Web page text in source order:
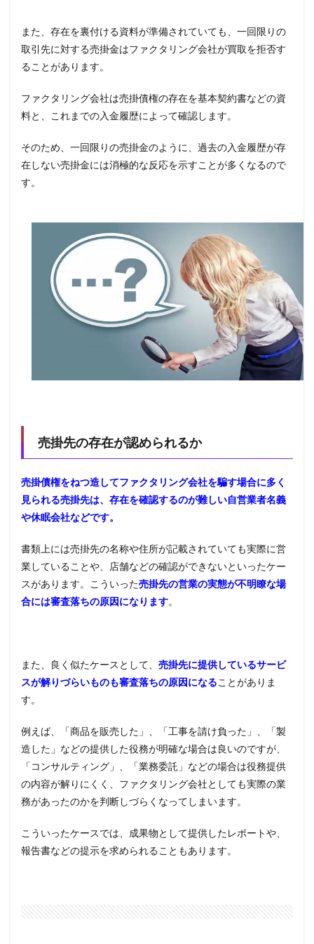
また、存在を裏付ける資料が準備されていても、一回限りの
取引先に対する売掛金はファクタリング会社が買取を拒否す
ることがあります。
ファクタリング会社は売掛債権の存在を基本契約書などの資
料と、これまでの入金履歴によって確認します。
そのため、一回限りの売掛金のように、過去の入金履歴が存
在しない売掛金には消極的な反応を示すことが多くなるので
す。
売掛先の存在が認められるか
売掛債権をねつ造してファクタリング会社を騙す場合に多く
見られる売掛先は、存在を確認するのが難しい自営業者名義
や休眠会社などです。
書類上には売掛先の名称や住所が記載されていても実際に営
業していることや、店舗などの確認ができないといったケー
スがあります。こういった売掛先の営業の実態が不明瞭な場
合には審査落ちの原因になります。
また、良く似たケースとして、 売掛先に提供しているサービ
スが解りづらいものも審査落ちの原因になることがありま
す。
例えば、「商品を販売した」、「工事を請け負った」、「製
造した」などの提供した役務が明確な場合は良いのですが、
「コンサルティング」、「業務委託」などの場合は役務提供
の内容が解りにくく、ファクタリング会社としても実際の業
務があったのかを判断しづらくなってしまいます。
こういったケースでは、成果物として提供したレポートや、
報告書などの提示を求められることもあります。